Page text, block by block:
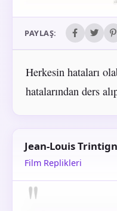
PAYLAŞ:
Herkesin hataları
hatalarından ders
Jean-Louis
Film Replikleri